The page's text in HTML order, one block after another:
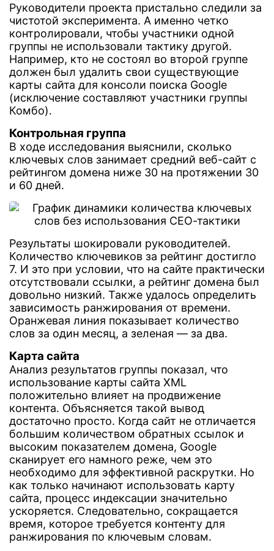
Руководители проекта пристально следили за
чистотой эксперимента. А именно четко
контролировали, чтобы участники одной
группы не использовали тактику другой.
Например, кто не состоял во второй группе
должен был удалить свои существующие
карты сайта для консоли поиска Google
(исключение составляют участники группы
Комбо).
Контрольная группа
В ходе исследования выяснили, сколько
ключевых слов занимает средний веб-сайт с
рейтингом домена ниже 30 на протяжении 30
и 60 дней.
Результаты шокировали руководителей.
Количество ключевиков за рейтинг достигло
7. И это при условии, что на сайте практически
отсутствовали ссылки, а рейтинг домена был
довольно низкий. Также удалось определить
зависимость ранжирования от времени.
Оранжевая линия показывает количество
слов за один месяц, а зеленая — за два.
Карта сайта
Анализ результатов группы показал, что
использование карты сайта XML
положительно влияет на продвижение
контента. Объясняется такой вывод
достаточно просто. Когда сайт не отличается
большим количеством обратных ссылок и
высоким показателем домена, Google
сканирует его намного реже, чем это
необходимо для эффективной раскрутки. Но
как только начинают использовать карту
сайта, процесс индексации значительно
ускоряется. Следовательно, сокращается
время, которое требуется контенту для
ранжирования по ключевым словам.